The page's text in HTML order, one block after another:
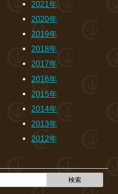
2021年
2020年
2019年
2018年
2017年
2016年
2015年
2014年
2013年
2012年